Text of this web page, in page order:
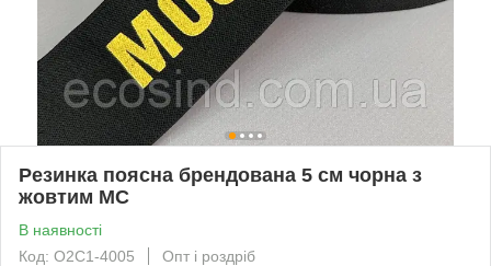
Резинка поясна брендована 5 см чорна з
жовтим MC
В наявності
Код: О2С1-4005
Опт і роздріб